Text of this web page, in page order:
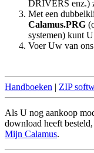
DRIVERS enz.)
Met een
Calamus.PRG
systemen) kunt
Voer Uw van
Handboeken | ZIP
Als U nog aankoop
download heeft
Mijn Calamus.